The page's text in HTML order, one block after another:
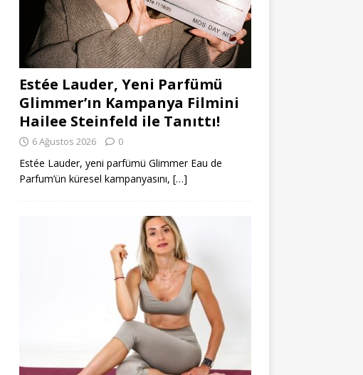
Estée Lauder, Yeni Parfümü
Glimmer’ın Kampanya Filmini
Hailee Steinfeld ile Tanıttı!
6 Ağustos 2026 0
Estée Lauder, yeni parfümü Glimmer Eau de
Parfum’ün küresel kampanyasını, […]